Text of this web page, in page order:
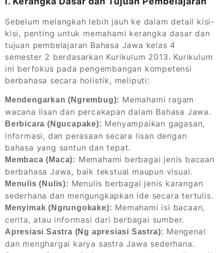
Sebelum melangkah lebih jauh ke dalam detail kisi-
kisi, penting untuk memahami kerangka dasar dan
tujuan pembelajaran Bahasa Jawa kelas 4
semester 2 berdasarkan Kurikulum 2013. Kurikulum
ini berfokus pada pengembangan kompetensi
berbahasa secara holistik, meliputi:
Mendengarkan (Ngrembug): Memahami ragam
wacana lisan dan percakapan dalam Bahasa Jawa.
Berbicara (Ngucapake): Menyampaikan gagasan,
informasi, dan perasaan secara lisan dengan
bahasa yang santun dan tepat.
Membaca (Maca): Memahami berbagai jenis bacaan
berbahasa Jawa, baik tekstual maupun visual.
Menulis (Nulis): Menulis berbagai jenis karangan
sederhana dan mengungkapkan ide secara tertulis.
Menyimak (Ngrungokake): Memahami isi bacaan,
cerita, atau informasi dari berbagai sumber.
Apresiasi Sastra (Ng apresiasi Sastra): Mengenal
dan menghargai karya sastra Jawa sederhana.